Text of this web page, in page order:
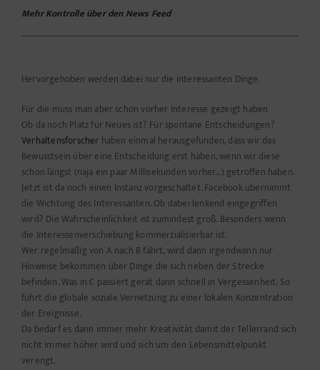
Mehr Kontrolle über den News Feed
Hervorgehoben werden dabei nur die interessanten Dinge.
Für die muss man aber schon vorher Interesse gezeigt haben
Ob da noch Platz für Neues ist? Für spontane Entscheidungen?
Verhaltensforscher haben einmal herausgefunden, dass wir das
Bewusstsein über eine Entscheidung erst haben, wenn wir diese
schon längst (naja ein paar Millisekunden vorher…) getroffen haben.
Jetzt ist da noch einen Instanz vorgeschaltet. Facebook übernimmt
die Wichtung des Interessanten. Ob dabei lenkend eingegriffen
wird? Die Wahrscheinlichkeit ist zumindest groß. Besonders wenn
die Interessenverschiebung kommerzialisierbar ist.
Wer regelmäßig von A nach B fährt, wird dann irgendwann nur
Hinweise bekommen über Dinge die sich neben der Strecke
befinden. Was in C passiert gerät dann schnell in Vergessenheit. So
führt die globale soziale Vernetzung zu einer lokalen Konzentration
der Ereignisse.
Da bedarf es dann immer mehr Kreativität damit der Tellerrand sich
nicht immer höher wird und sich um den Lebensmittelpunkt
verengt.